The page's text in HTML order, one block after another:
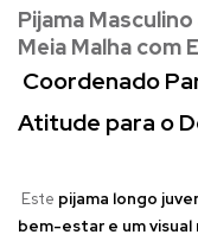
Pijama
Meia Malha com
Coordenado
Atitude para o
Este pijama longo
bem-estar e um visual